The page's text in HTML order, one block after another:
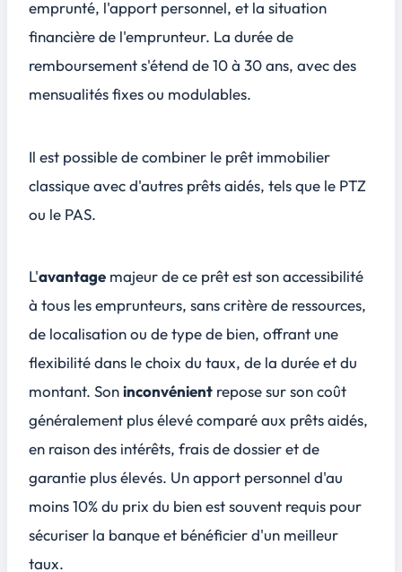
emprunté, l'apport personnel, et la situation
financière de l'emprunteur. La durée de
remboursement s'étend de 10 à 30 ans, avec des
mensualités fixes ou modulables.
Il est possible de combiner le prêt immobilier
classique avec d'autres prêts aidés, tels que le PTZ
ou le PAS.
L'avantage majeur de ce prêt est son accessibilité
à tous les emprunteurs, sans critère de ressources,
de localisation ou de type de bien, offrant une
flexibilité dans le choix du taux, de la durée et du
montant. Soninconvénient repose sur son coût
généralement plus élevé comparé aux prêts aidés,
en raison des intérêts, frais de dossier et de
garantie plus élevés. Un apport personnel d'au
moins 10% du prix du bien est souvent requis pour
sécuriser la banque et bénéficier d'un meilleur
taux.